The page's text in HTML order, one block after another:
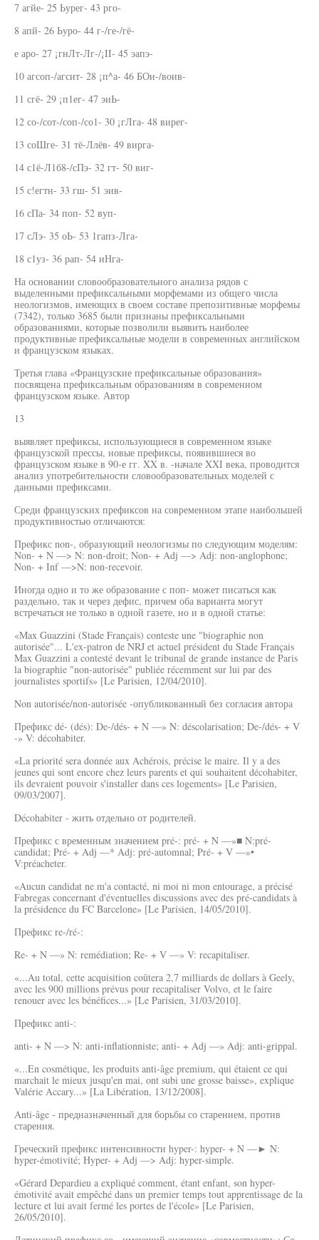
7 агйе- 25 Ьурег- 43 рго-
8 апй- 26 Ьуро- 44 г-/ге-/гё-
е аро- 27 ¡гнЛт-Лг-/¡II- 45 эапэ-
10 агсоп-/агсит- 28 ¡п^а- 46 БОи-/воив-
11 сгё- 29 ¡п1ег- 47 эиЬ-
12 со-/сот-/соп-/со1- 30 ¡гЛга- 48 вирег-
13 соШге- 31 тё-Ллёв- 49 вирга-
14 с1ё-Л1б8-/сПэ- 32 гт- 50 виг-
15 с!егтн- 33 гш- 51 эив-
16 сПа- 34 поп- 52 вуп-
17 сЛэ- 35 оЬ- 53 1гапз-Лга-
18 с1уз- 36 рап- 54 иНга-
На основании словообразовательного анализа рядов с
выделенными префиксальными морфемами из общего числа
неологизмов, имеющих в своем составе препозитивные морфемы
(7342), только 3685 были признаны префиксальными
образованиями, которые позволили выявить наиболее
продуктивные префиксальные модели в современных английском
и французском языках.
Третья глава «Французские префиксальные образования»
посвящена префиксальным образованиям в современном
французском языке. Автор
13
выявляет префиксы, использующиеся в современном языке
французской прессы, новые префиксы, появившиеся во
французском языке в 90-е гг. XX в. -начале XXI века, проводится
анализ употребительности словообразовательных моделей с
данными префиксами.
Среди французских префиксов на современном этапе наибольшей
продуктивностью отличаются:
Префикс non-, образующий неологизмы по следующим моделям:
Non- + N —> N: non-droit; Non- + Adj —> Adj: non-anglophone;
Non- + Inf —>N: non-recevoir.
Иногда одно и то же образование с поп- может писаться как
раздельно, так и через дефис, причем оба варианта могут
встречаться не только в одной газете, но и в одной статье:
«Max Guazzini (Stade Français) conteste une "biographie non
autorisée"... L'ex-patron de NRJ et actuel président du Stade Français
Max Guazzini a contesté devant le tribunal de grande instance de Paris
la biographie "non-autorisée" publiée récemment sur lui par des
journalistes sportifs» [Le Parisien, 12/04/2010].
Non autorisée/non-autorisée -опубликованный без согласия автора
Префикс dé- (dés): De-/dés- + N —» N: déscolarisation; De-/dés- + V
-» V: décohabiter.
«La priorité sera donnée aux Achérois, précise le maire. Il y a des
jeunes qui sont encore chez leurs parents et qui souhaitent décohabiter,
ils devraient pouvoir s'installer dans ces logements» [Le Parisien,
09/03/2007].
Décohabiter - жить отдельно от родителей.
Префикс с временным значением pré-: pré- + N —»■ N:pré-
candidat; Pré- + Adj —* Adj: pré-automnal; Pré- + V —»•
V:préacheter.
«Aucun candidat ne m'a contacté, ni moi ni mon entourage, a précisé
Fabregas concernant d'éventuelles discussions avec des pré-candidats à
la présidence du FC Barcelone» [Le Parisien, 14/05/2010].
Префикс re-/ré-:
Re- + N —» N: remédiation; Re- + V —» V: recapitaliser.
«...Au total, cette acquisition coûtera 2,7 milliards de dollars à Geely,
avec les 900 millions prévus pour recapitaliser Volvo, et le faire
renouer avec les bénéfices...» [Le Parisien, 31/03/2010].
Префикс anti-:
anti- + N —> N: anti-inflationniste; anti- + Adj —» Adj: anti-grippal.
«...En cosmétique, les produits anti-âge premium, qui étaient ce qui
marchait le mieux jusqu'en mai, ont subi une grosse baisse», explique
Valérie Accary...» [La Libération, 13/12/2008].
Anti-âge - предназначенный для борьбы со старением, против
старения.
Греческий префикс интенсивности hyper-: hyper- + N —► N:
hyper-émotivité; Hyper- + Adj —> Adj: hyper-simple.
«Gérard Depardieu a expliqué comment, étant enfant, son hyper-
émotivité avait empêché dans un premier temps tout apprentissage de la
lecture et lui avait fermé les portes de l'école» [Le Parisien,
26/05/2010].